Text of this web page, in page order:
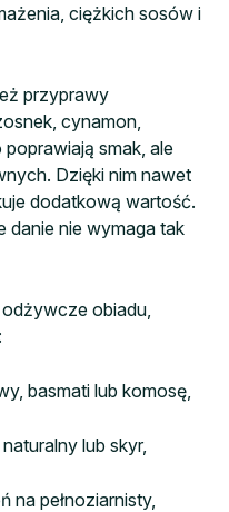
ciężkich sosów i
przyprawy
cynamon,
smak, ale
Dzięki nim nawet
dodatkową wartość.
danie nie wymaga tak
obiadu,
basmati lub komosę,
lub skyr,
na pełnoziarnisty,